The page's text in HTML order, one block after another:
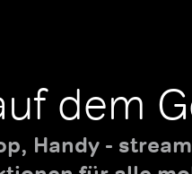
dem
Handy -